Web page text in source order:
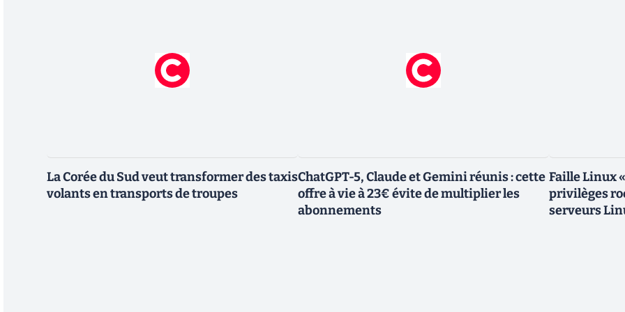
La Corée du Sud veut transformer des taxis
volants en transports de troupes
ChatGPT-5, Claude et Gemini réunis : cette
offre à vie à 23€ évite de multiplier les
abonnements
Faille Linux
privilèges
serveurs